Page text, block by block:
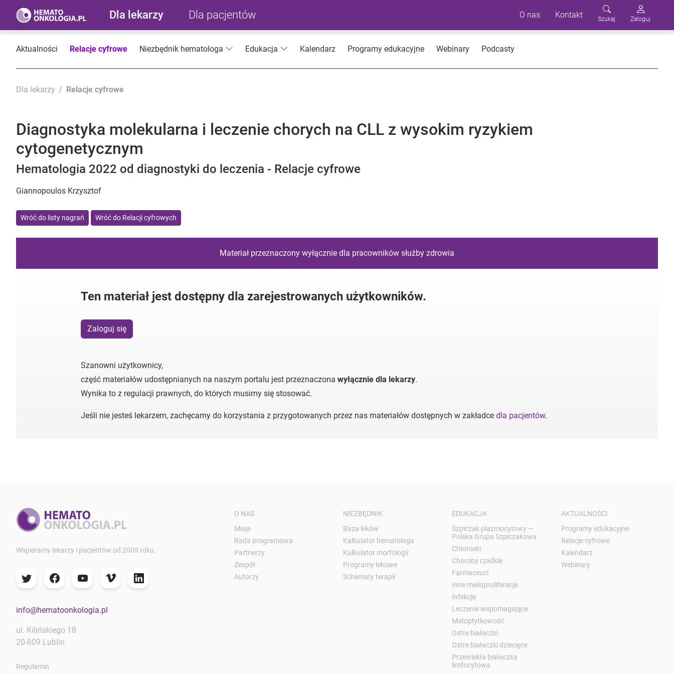
Dla lekarzy Dla pacjentów O nas Kontakt Szukaj Zaloguj
Aktualności Relacje cyfrowe Niezbędnik hematologa Edukacja Kalendarz Programy edukacyjne Webinary Podcasty
Dla lekarzy Relacje cyfrowe
Diagnostyka molekularna i leczenie chorych na CLL z wysokim ryzykiem
cytogenetycznym
Hematologia 2022 od diagnostyki do leczenia - Relacje cyfrowe
Giannopoulos Krzysztof
Wróć do listy nagrań Wróć do Relacji cyfrowych
Materiał przeznaczony wyłącznie dla pracowników służby zdrowia
Ten materiał jest dostępny dla zarejestrowanych użytkowników.
Zaloguj się
Szanowni użytkownicy,
część materiałów udostępnianych na naszym portalu jest przeznaczona wyłącznie dla lekarzy.
Wynika to z regulacji prawnych, do których musimy się stosować.
Jeśli nie jesteś lekarzem, zachęcamy do korzystania z przygotowanych przez nas materiałów dostępnych w zakładce dla pacjentów.
Wspieramy lekarzy i pacjentów od 2009 roku.
info@hematoonkologia.pl
ul. Kilińskiego 18
20-809 Lublin
Regulamin
O NAS
Misja
Rada programowa
Partnerzy
Zespół
Autorzy
NIEZBĘDNIK
Baza leków
Kalkulator hematologa
Kalkulator morfologii
Programy lekowe
Schematy terapii
EDUKACJA
Szpiczak plazmocytowy —
Polska Grupa Szpiczakowa
Chłoniaki
Choroby rzadkie
Farmaceuci
Inne mieloproliferacje
Infekcje
Leczenie wspomagające
Małopłytkowość
Ostre białaczki
Ostre białaczki dziecięce
Przewlekła białaczka
limfocytowa
AKTUALNOŚCI
Programy edukacyjne
Relacje cyfrowe
Kalendarz
Webinary